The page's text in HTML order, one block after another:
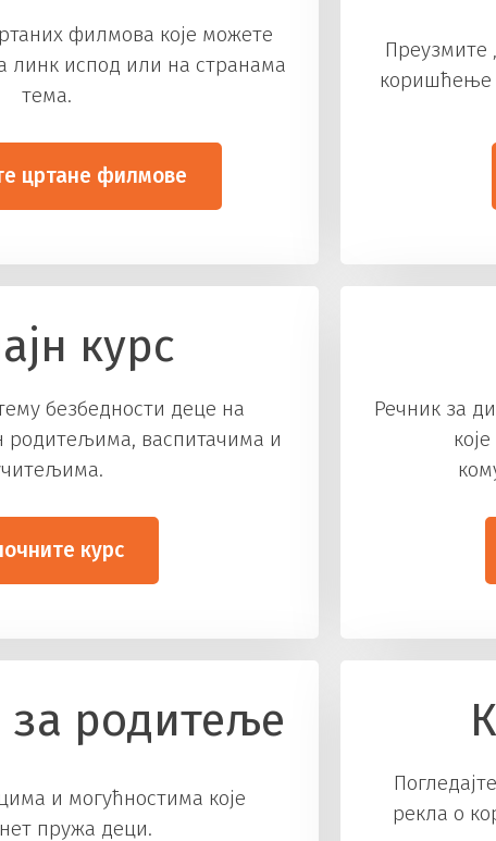
филмова које можете
линк испод или на странама
тема.
цртане филмове
Преузмите
коришћење
курс
безбедности деце на
васпитачима и
курс
Речник за
родитеље
и могућностима које
пружа деци.
рекла о